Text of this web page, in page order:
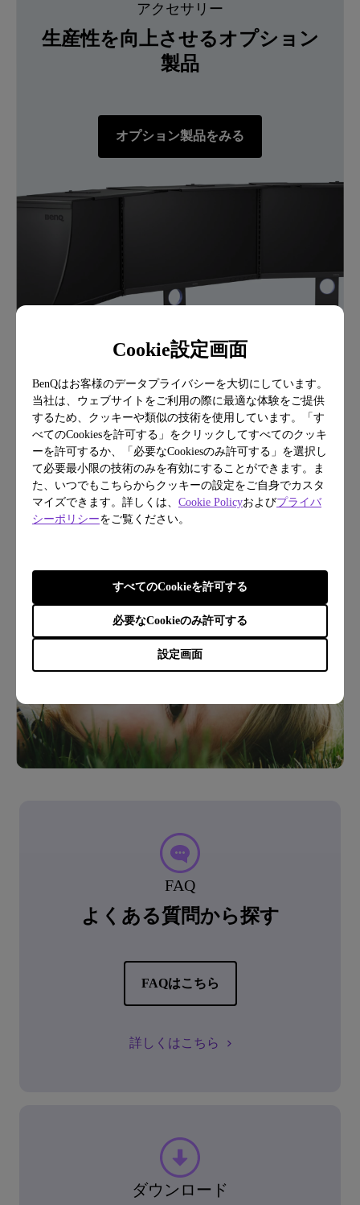
Cookie設定画面
BenQはお客様のデータプライバシーを大切にしています。
当社は、ウェブサイトをご利用の際に最適な体験をご提供
するため、クッキーや類似の技術を使用しています。「す
べてのCookiesを許可する」をクリックしてすべてのクッキ
ーを許可するか、「必要なCookiesのみ許可する」を選択し
て必要最小限の技術のみを有効にすることができます。ま
た、いつでもこちらからクッキーの設定をご自身でカスタ
マイズできます。詳しくは、 Cookie Policyおよびプライバ
シーポリシーをご覧ください。
設定画面
必要なCookieのみ許可する
すべてのCookieを許可する
アクセサリー
生産性を向上させるオプション
製品
オプション製品をみる
サポート
目に優しいBenQのアイケア技術
もっと詳しく
FAQ
よくある質問から探す
FAQはこちら
詳しくはこちら
ダウンロード